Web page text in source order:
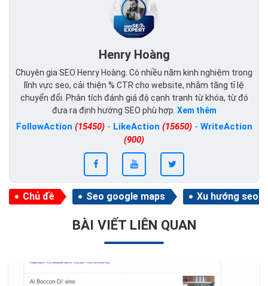
Henry Hoàng
Chuyên gia SEO Henry Hoàng. Có nhiều năm kinh nghiệm trong
lĩnh vực seo, cải thiện % CTR cho website, nhằm tăng tỉ lệ
chuyển đổi. Phân tích đánh giá độ cạnh tranh từ khóa, từ đó
đưa ra định hướng SEO phù hợp. Xem thêm
FollowAction (15450)- LikeAction (15650)- WriteAction
(900)
Chủ đề Seo google maps Xu hướng seo
BÀI VIẾT LIÊN QUAN